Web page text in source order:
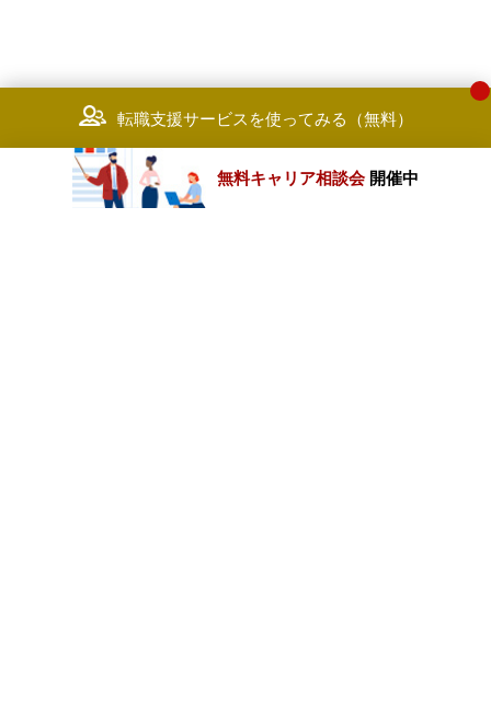
転職支援サービスを使ってみる（無料）
無料キャリア相談会 開催中